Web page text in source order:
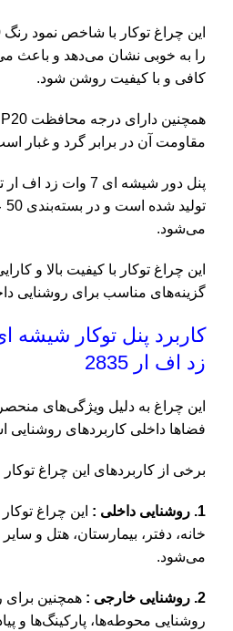
را به خوبی نشان می‌دهد و باعث
کافی و با کیفیت روشن شود.
مقاومت آن در برابر گرد و غبار
می‌شود.
این چراغ توکار با کیفیت بالا و
گزینه‌های مناسب برای روشنایی
زد اف ار 2835
این چراغ به دلیل ویژگی‌های منحصر
فضاها داخلی کاربردهای روشنایی
برخی از کاربردهای این چراغ توکار
1. روشنایی داخلی :
این چراغ
خانه، دفتر، بیمارستان، هتل و
می‌شود.
2. روشنایی خارجی :
همچنین برای
روشنایی محوطه‌ها، پارکینگ‌ها و